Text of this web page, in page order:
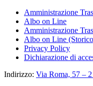
Amministrazione
Albo on Line
Amministrazione
Albo on Line
Privacy Policy
Dichiarazione di
Indirizzo: Via Roma, 57 –